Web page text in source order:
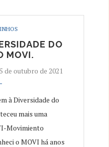
DO
MOVI.
de outubro de 2021
à Diversidade do
mais uma
Movimiento
o MOVI há anos